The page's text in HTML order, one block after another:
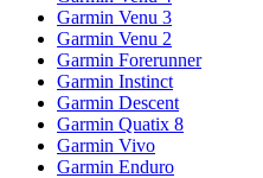
Garmin Venu 3
Garmin Venu 2
Garmin Forerunner
Garmin Instinct
Garmin Descent
Garmin Quatix 8
Garmin Vivo
Garmin Enduro